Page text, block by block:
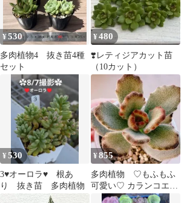
¥530
多肉植物4 抜き苗4種
セット
¥480
❣️レティジアカット苗
（10カット）
¥530
3♥オーロラ♥ 根あ
り 抜き苗 多肉植物
¥855
多肉植物 ♡もふもふ
可愛い♡ カランコエ
テディベア 抜き苗